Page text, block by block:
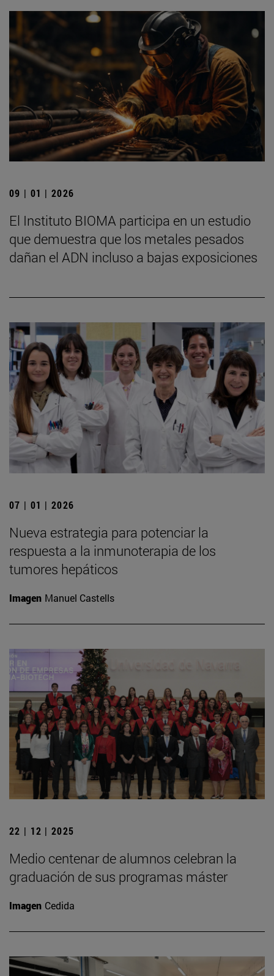
09 | 01 | 2026
El Instituto BIOMA participa en un estudio
que demuestra que los metales pesados
dañan el ADN incluso a bajas exposiciones
07 | 01 | 2026
Nueva estrategia para potenciar la
respuesta a la inmunoterapia de los
tumores hepáticos
Imagen Manuel Castells
22 | 12 | 2025
Medio centenar de alumnos celebran la
graduación de sus programas máster
Imagen Cedida